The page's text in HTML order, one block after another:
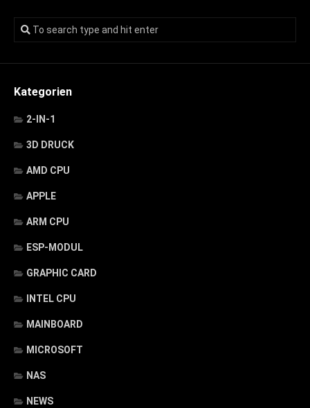
Kategorien
2-IN-1
3D DRUCK
AMD CPU
APPLE
ARM CPU
ESP-MODUL
GRAPHIC CARD
INTEL CPU
MAINBOARD
MICROSOFT
NAS
NEWS